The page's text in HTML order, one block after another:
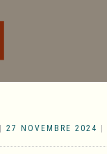
27 NOVEMBRE 2024